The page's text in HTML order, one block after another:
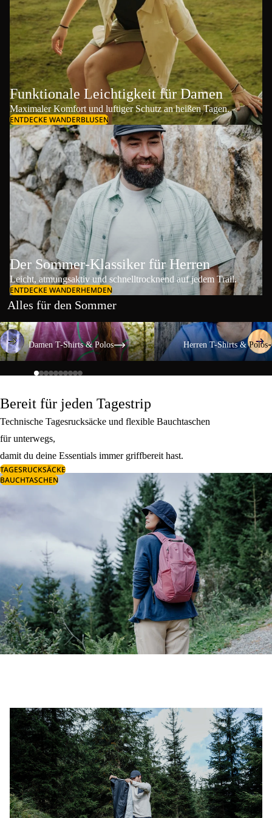
Funktionale Leichtigkeit für Damen
Maximaler Komfort und luftiger Schutz an heißen Tagen.
ENTDECKE WANDERBLUSEN
Der Sommer-Klassiker für Herren
Leicht, atmungsaktiv und schnelltrocknend auf jedem Trail.
ENTDECKE WANDERHEMDEN
Alles für den Sommer
Damen T-Shirts & Polos
Damen T-Shirts & Polos
Herren T-Shirts & Polos
Herren T-Shirts & Polos
Bereit für jeden Tagestrip
Technische Tagesrucksäcke und flexible Bauchtaschen
für unterwegs,
damit du deine Essentials immer griffbereit hast.
TAGESRUCKSÄCKE
BAUCHTASCHEN